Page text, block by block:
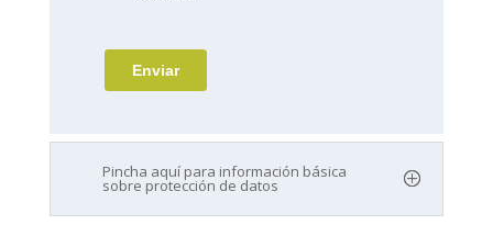
Pincha aquí para información básica
sobre protección de datos